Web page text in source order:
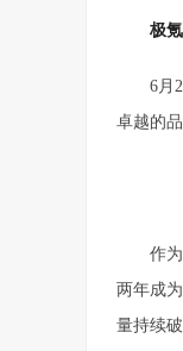
极
6月
卓越的
作
两年成
量持续